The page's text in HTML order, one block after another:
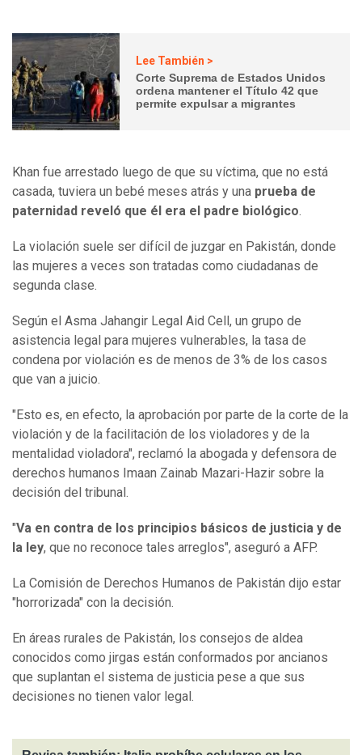
Lee También >
Corte Suprema de Estados Unidos
ordena mantener el Título 42 que
permite expulsar a migrantes
Khan fue arrestado luego de que su víctima, que no está
casada, tuviera un bebé meses atrás y una prueba de
paternidad reveló que él era el padre biológico.
La violación suele ser difícil de juzgar en Pakistán, donde
las mujeres a veces son tratadas como ciudadanas de
segunda clase.
Según el Asma Jahangir Legal Aid Cell, un grupo de
asistencia legal para mujeres vulnerables, la tasa de
condena por violación es de menos de 3% de los casos
que van a juicio.
"Esto es, en efecto, la aprobación por parte de la corte de la
violación y de la facilitación de los violadores y de la
mentalidad violadora", reclamó la abogada y defensora de
derechos humanos Imaan Zainab Mazari-Hazir sobre la
decisión del tribunal.
"Va en contra de los principios básicos de justicia y de
la ley, que no reconoce tales arreglos", aseguró a AFP.
La Comisión de Derechos Humanos de Pakistán dijo estar
"horrorizada" con la decisión.
En áreas rurales de Pakistán, los consejos de aldea
conocidos como jirgas están conformados por ancianos
que suplantan el sistema de justicia pese a que sus
decisiones no tienen valor legal.